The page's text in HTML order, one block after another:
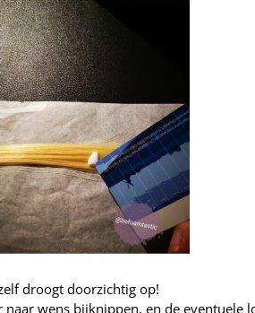
droogt doorzichtig op!
wens bijknippen, en de eventuele